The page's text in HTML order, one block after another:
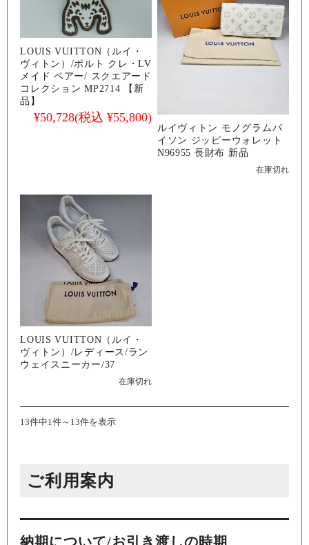
LOUIS VUITTON（ルイ・
ヴィトン）/ポルト クレ・LV
メイド ベアー/ スクエアード
コレクション MP2714 【新
品】
¥50,728(税込 ¥55,800)
ルイヴィトン モノグラムパ
イソン ジッピーウォレット
N96955 長財布 新品
在庫切れ
LOUIS VUITTON（ルイ・
ヴィトン）/レディース/ラン
ウェイスニーカー/37
在庫切れ
13件中1件～13件を表示
ご利用案内
納期について/お引き渡しの時期